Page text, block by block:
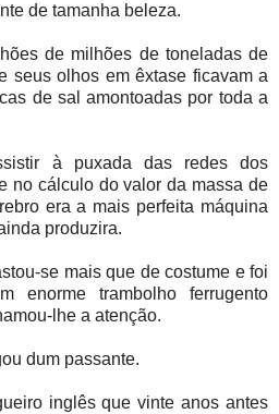
de tamanha beleza.
de milhões de toneladas de
seus olhos em êxtase ficavam a
de sal amontoadas por toda a
à puxada das redes dos
no cálculo do valor da massa de
era a mais perfeita máquina
produzira.
se mais que de costume e foi
enorme trambolho ferrugento
lhe a atenção.
dum passante.
inglês que vinte anos antes